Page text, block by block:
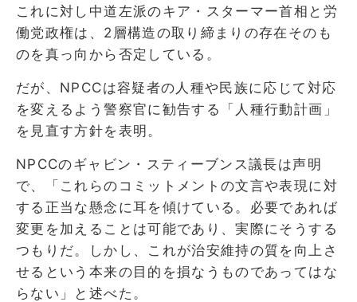
これに対し中道左派のキア・スターマー首相と労
働党政権は、2層構造の取り締まりの存在そのも
のを真っ向から否定している。
だが、NPCCは容疑者の人種や民族に応じて対応
を変えるよう警察官に勧告する「人種行動計画」
を見直す方針を表明。
NPCCのギャビン・スティーブンス議長は声明
で、「これらのコミットメントの文言や表現に対
する正当な懸念に耳を傾けている。必要であれば
変更を加えることは可能であり、実際にそうする
つもりだ。しかし、これが治安維持の質を向上さ
せるという本来の目的を損なうものであってはな
らない」と述べた。